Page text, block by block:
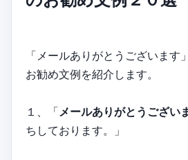
「メールありがとうございます」
お勧め文例を紹介します。
１、「メールありがとうござい
ちしております。」